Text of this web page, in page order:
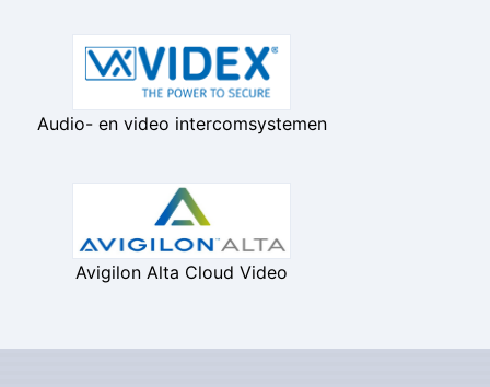
Audio- en video intercomsystemen
Avigilon Alta Cloud Video